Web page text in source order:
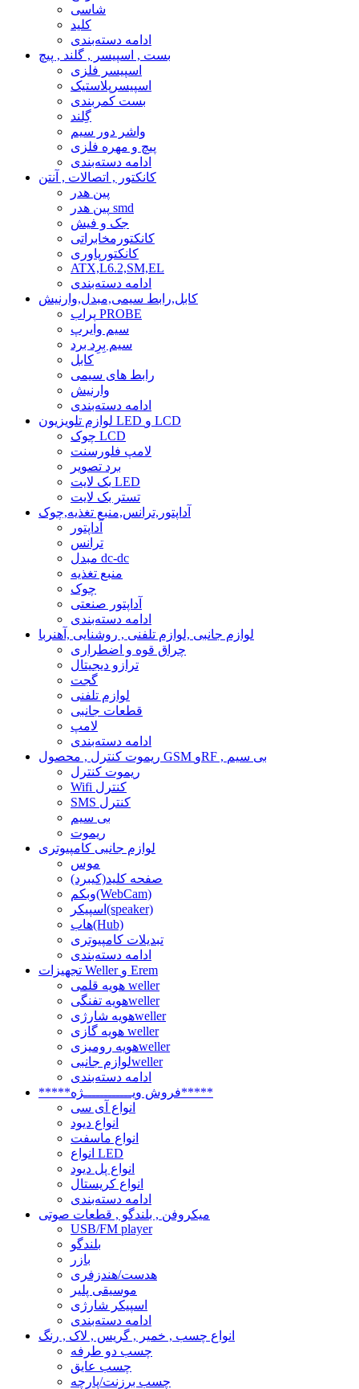
شاسی
کلید
ادامه دسته‌بندی
بست , اسپیسر , گلند , پیچ
اسپیسر فلزی
اسپیسرپلاستیک
بست کمربندی
گِلند
واشر دور سیم
پیچ و مهره فلزی
ادامه دسته‌بندی
کانکتور , اتصالات , آنتن
پین هدر
پین هدر smd
جک و فیش
کانکتورمخابراتی
کانکتورپاوری
ATX,L6.2,SM,EL
ادامه دسته‌بندی
کابل,رابط سیمی,مبدل,وارنیش
پراب PROBE
سیم وایرپ
سیم بِرِد برد
کابل
رابط های سیمی
وارنیش
ادامه دسته‌بندی
لوازم تلویزیون LED و LCD
چوک LCD
لامپ فلورسنت
برد تصویر
بک لایت LED
تستر بک لایت
آداپتور,ترانس,منبع تغذیه,چوک
آداپتور
ترانس
مبدل dc-dc
منبع تغذیه
چوک
آداپتور صنعتی
ادامه دسته‌بندی
لوازم جانبی ,لوازم تلفنی , روشنایی ,آهنربا
چراق قوه و اضطراری
ترازو دیجیتال
گجت
لوازم تلفنی
قطعات جانبی
لامپ
ادامه دسته‌بندی
ریموت کنترل , محصول GSM وRF , بی سیم
ریموت کنترل
Wifi کنترل
SMS کنترل
بی سیم
ریموت
لوازم جانبی کامپیوتری
موس
صفحه کلید(کیبرد)
وبکم(WebCam)
اسپیکر(speaker)
هاب(Hub)
تبدیلات کامپیوتری
ادامه دسته‌بندی
تجهیزات Weller و Erem
هویه قلمی weller
هویه تفنگیweller
هویه شارژیweller
هویه گازی weller
هویه رومیزیweller
لوازم جانبیweller
ادامه دسته‌بندی
*****فروش ویــــــــــــژه*****
انواع آی سی
انواع دیود
انواع ماسفت
انواع LED
انواع پل دیود
انواع کریستال
ادامه دسته‌بندی
میکروفن , بلندگو , قطعات صوتی
USB/FM player
بلندگو
بازر
هدست/هندزفری
موسیقی پلیر
اسپیکر شارژی
ادامه دسته‌بندی
انواع چسب , خمیر , گریس , لاک , رنگ
چسب دو طرفه
چسب عایق
چسب برزنت/پارچه